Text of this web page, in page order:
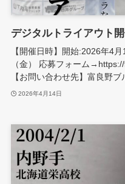
デジタルトライアウト開
【開催日時】開始:2026年4
（金） 応募フォーム
【お問い合わせ先】富良野ブ
2026年4月14日